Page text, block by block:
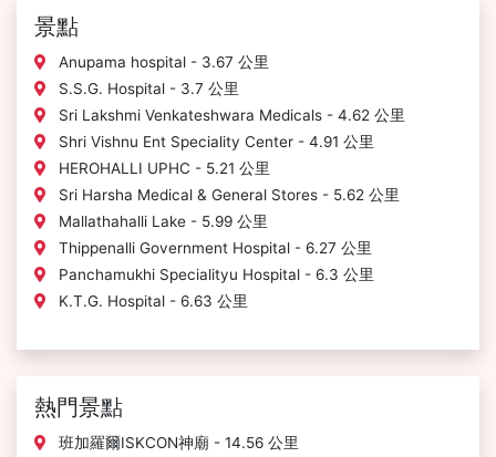
景點
Anupama hospital - 3.67 公里
S.S.G. Hospital - 3.7 公里
Sri Lakshmi Venkateshwara Medicals - 4.62 公里
Shri Vishnu Ent Speciality Center - 4.91 公里
HEROHALLI UPHC - 5.21 公里
Sri Harsha Medical & General Stores - 5.62 公里
Mallathahalli Lake - 5.99 公里
Thippenalli Government Hospital - 6.27 公里
Panchamukhi Specialityu Hospital - 6.3 公里
K.T.G. Hospital - 6.63 公里
熱門景點
班加羅爾ISKCON神廟 - 14.56 公里